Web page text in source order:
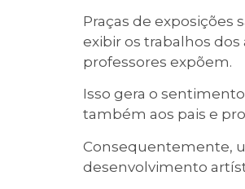
Praças de exposições
exibir os trabalhos
professores expõem.
Isso gera o
também aos pais e
Consequentemente,
desenvolvimento